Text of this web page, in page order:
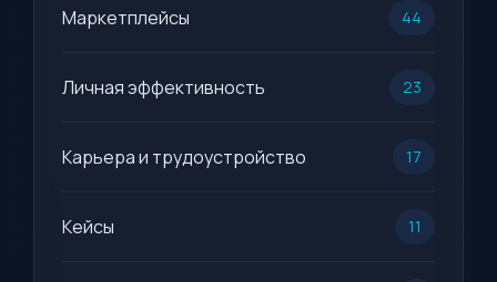
Маркетплейсы 44
Личная эффективность 23
Карьера и трудоустройство 17
Кейсы 11